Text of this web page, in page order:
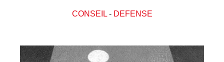
CONSEIL- DEFENSE